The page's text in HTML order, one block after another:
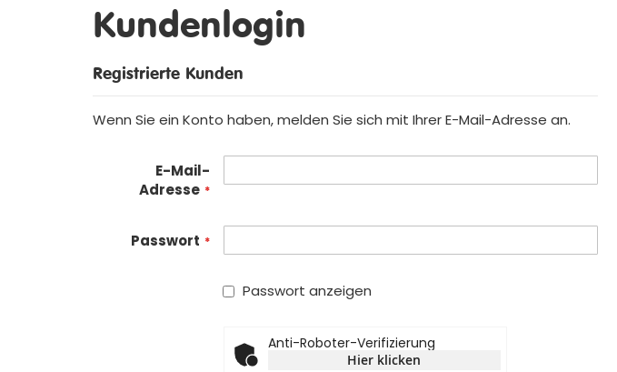
Kundenlogin
Registrierte Kunden
Wenn Sie ein Konto haben, melden Sie sich mit Ihrer E-Mail-Adresse an.
E-Mail-
Adresse
Passwort
Passwort anzeigen
Anti-Roboter-Verifizierung
Hier klicken